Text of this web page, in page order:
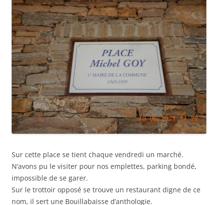
Sur cette place se tient chaque vendredi un marché.
N’avons pu le visiter pour nos emplettes, parking bondé,
impossible de se garer.
Sur le trottoir opposé se trouve un restaurant digne de ce
nom, il sert une Bouillabaisse d’anthologie.